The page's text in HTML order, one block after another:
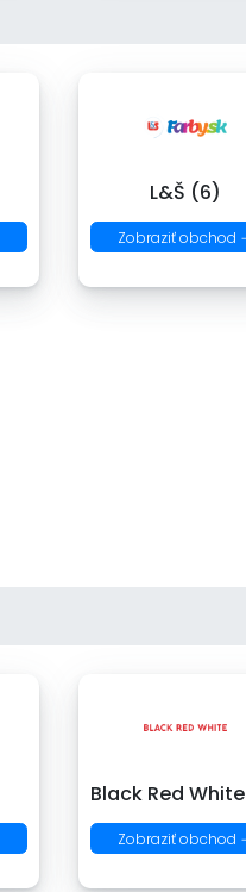
L&Š (6)
Zobraziť obchod
Black Red
Zobraziť obchod